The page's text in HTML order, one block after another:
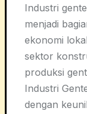
Industri
menjadi
ekonomi
sektor
produksi
Industri
dengan